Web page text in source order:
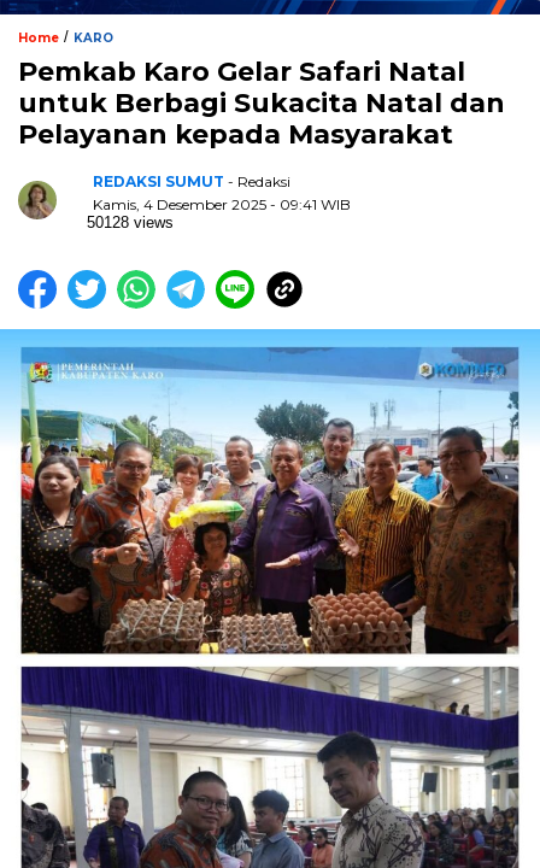
Home / KARO
Pemkab Karo Gelar Safari Natal
untuk Berbagi Sukacita Natal dan
Pelayanan kepada Masyarakat
REDAKSI SUMUT - Redaksi
Kamis, 4 Desember 2025 - 09:41 WIB
50128 views